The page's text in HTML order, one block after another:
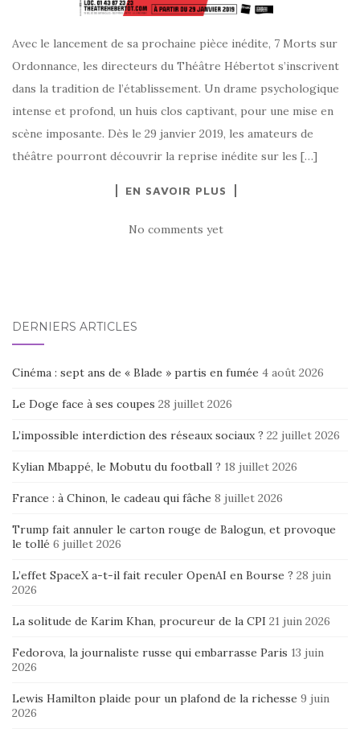
Avec le lancement de sa prochaine pièce inédite, 7 Morts sur
Ordonnance, les directeurs du Théâtre Hébertot s’inscrivent
dans la tradition de l’établissement. Un drame psychologique
intense et profond, un huis clos captivant, pour une mise en
scène imposante. Dès le 29 janvier 2019, les amateurs de
théâtre pourront découvrir la reprise inédite sur les […]
EN SAVOIR PLUS
No comments yet
DERNIERS ARTICLES
Cinéma : sept ans de « Blade » partis en fumée 4 août 2026
Le Doge face à ses coupes 28 juillet 2026
L’impossible interdiction des réseaux sociaux ? 22 juillet 2026
Kylian Mbappé, le Mobutu du football ? 18 juillet 2026
France : à Chinon, le cadeau qui fâche 8 juillet 2026
Trump fait annuler le carton rouge de Balogun, et provoque
le tollé 6 juillet 2026
L’effet SpaceX a-t-il fait reculer OpenAI en Bourse ? 28 juin
2026
La solitude de Karim Khan, procureur de la CPI 21 juin 2026
Fedorova, la journaliste russe qui embarrasse Paris 13 juin
2026
Lewis Hamilton plaide pour un plafond de la richesse 9 juin
2026